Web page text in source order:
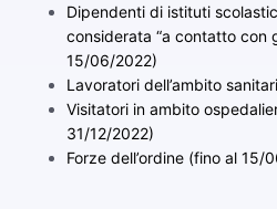
Dipendenti di istituti
considerata “a contatto con
15/06/2022)
Lavoratori dell’ambito
Visitatori in ambito
31/12/2022)
Forze dell’ordine (fino al 15/